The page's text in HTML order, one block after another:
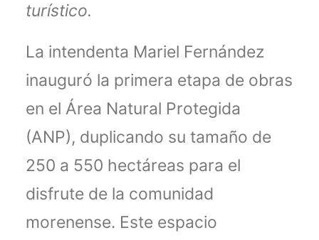
turístico.
La intendenta Mariel Fernández
inauguró la primera etapa de obras
en el Área Natural Protegida
(ANP), duplicando su tamaño de
250 a 550 hectáreas para el
disfrute de la comunidad
morenense. Este espacio